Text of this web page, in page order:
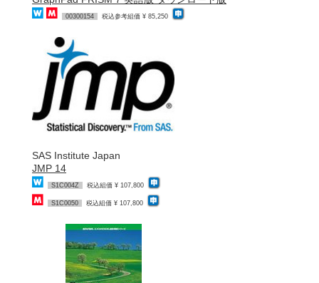
00300154 税込参考組価 ¥ 85,250
SAS Institute Japan
JMP 14
S1C004Z 税込組価 ¥ 107,800
S1C0050 税込組価 ¥ 107,800